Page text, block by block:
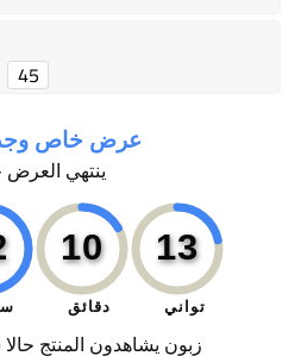
45
عرض خاص
ينتهي العرض
12
10
تواني دقائق
زبون يشاهدون المنتج